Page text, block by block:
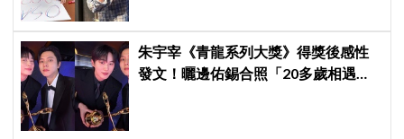
朱宇宰《青龍系列大獎》得獎後感性
發文！曬邊佑錫合照「20多歲相遇，